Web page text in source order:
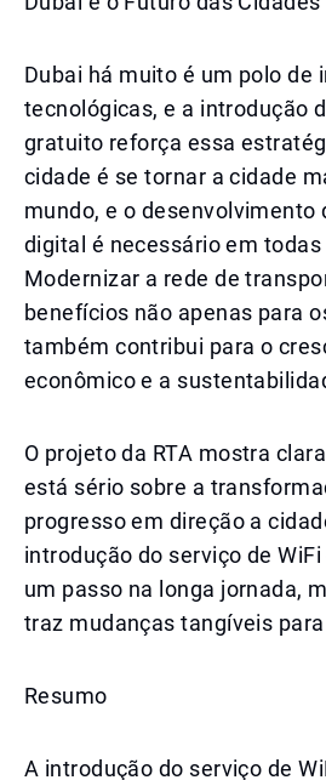
Dubai há muito é um polo de
tecnológicas, e a introdução
gratuito reforça essa
cidade é se tornar a cidade
mundo, e o desenvolvimento
digital é necessário em todas
Modernizar a rede de
benefícios não apenas para
também contribui para o
econômico e a
O projeto da RTA mostra
está sério sobre a
progresso em direção a
introdução do serviço de
um passo na longa jornada,
traz mudanças tangíveis
Resumo
A introdução do serviço de